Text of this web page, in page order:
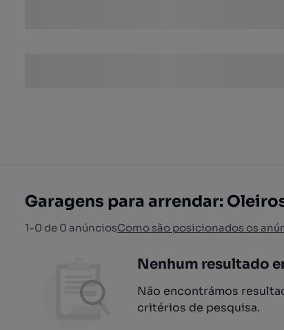
Garagens para arrendar:
1-0 de 0 anúnciosComo são posicionados os
Nenhum resultado
Não encontrámos
critérios de pesquisa.